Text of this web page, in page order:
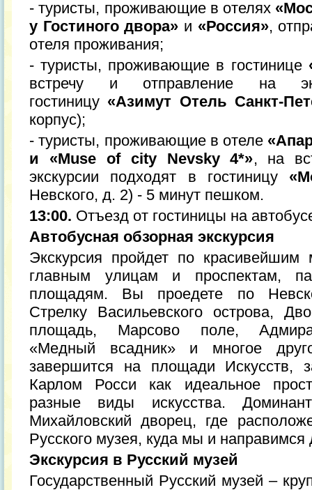
- туристы, проживающие в отелях
у Гостиного двора» и «Россия»,
отеля проживания;
- туристы, проживающие в гостинице
встречу и отправление на
гостиницу «Азимут Отель Санкт-
корпус);
- туристы, проживающие в отеле
и «Muse of city Nevsky 4*», на
экскурсии подходят в гостиницу
Невского, д. 2) - 5 минут пешком.
13:00. Отъезд от гостиницы на
Автобусная обзорная экскурсия
Экскурсия пройдет по
главным улицам и проспектам,
площадям. Вы проедете по
Стрелку Васильевского острова,
площадь, Марсово поле,
«Медный всадник» и многое
завершится на площади Искусств,
Карлом Росси как идеальное
разные виды искусства.
Михайловский дворец, где
Русского музея, куда мы и
Экскурсия в Русский музей
Государственный Русский музей –